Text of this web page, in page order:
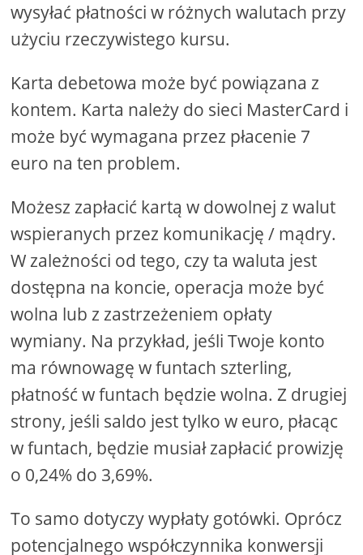
wysyłać płatności w różnych walutach przy
użyciu rzeczywistego kursu.
Karta debetowa może być powiązana z
kontem. Karta należy do sieci MasterCard i
może być wymagana przez płacenie 7
euro na ten problem.
Możesz zapłacić kartą w dowolnej z walut
wspieranych przez komunikację / mądry.
W zależności od tego, czy ta waluta jest
dostępna na koncie, operacja może być
wolna lub z zastrzeżeniem opłaty
wymiany. Na przykład, jeśli Twoje konto
ma równowagę w funtach szterling,
płatność w funtach będzie wolna. Z drugiej
strony, jeśli saldo jest tylko w euro, płacąc
w funtach, będzie musiał zapłacić prowizję
o 0,24% do 3,69%.
To samo dotyczy wypłaty gotówki. Oprócz
potencjalnego współczynnika konwersji